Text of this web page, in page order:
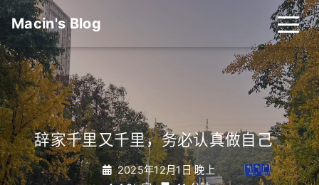
Macin's Blog
辞家千里又千里，务必认真做自己_
2025年12月1日 晚上